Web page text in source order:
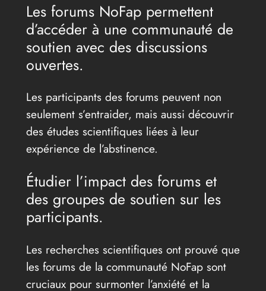
Les forums NoFap permettent
d’accéder à une communauté de
soutien avec des discussions
ouvertes.
Les participants des forums peuvent non
seulement s’entraider, mais aussi découvrir
des études scientifiques liées à leur
expérience de l’abstinence.
Étudier l’impact des forums et
des groupes de soutien sur les
participants.
Les recherches scientifiques ont prouvé que
les forums de la communauté NoFap sont
cruciaux pour surmonter l’anxiété et la